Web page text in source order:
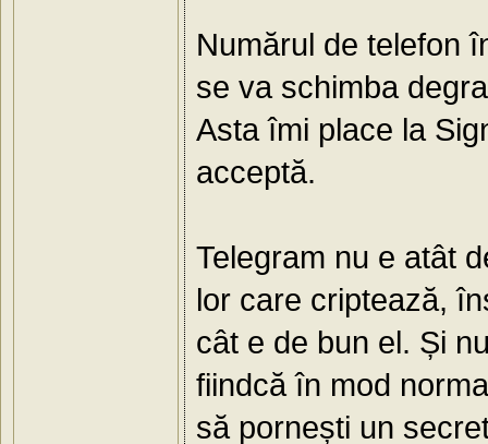
Numărul de telefon
se va schimba
Asta îmi place la
acceptă.
Telegram nu e atât
lor care criptează,
cât e de bun el. Și
fiindcă în mod
să pornești un